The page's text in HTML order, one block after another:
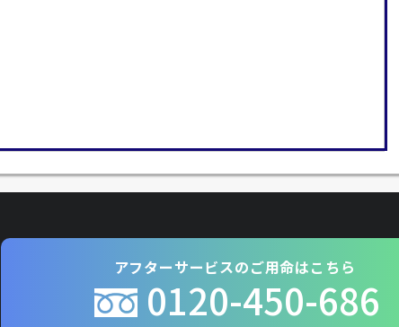
アフターサービスのご用命はこちら
0120-450-686